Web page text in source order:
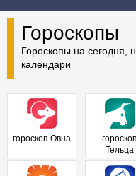
Гороскопы
Гороскопы на сегодня,
календари
гороскоп Овна
гороскоп
Тельца